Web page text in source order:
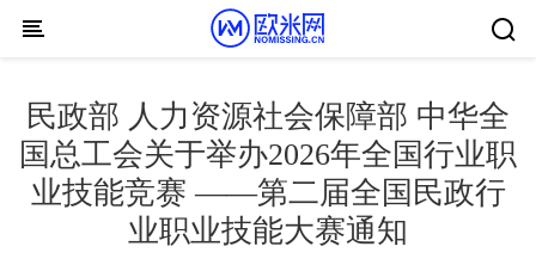
Skip to content
民政部 人力资源社会保障部 中华全
国总工会关于举办2026年全国行业职
业技能竞赛 ——第二届全国民政行
业职业技能大赛通知